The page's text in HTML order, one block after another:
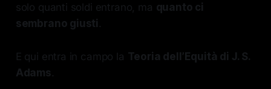
solo quanti soldi entrano, ma quanto ci
sembrano giusti .
E qui entra in campo la Teoria dell’Equità di J. S.
Adams.